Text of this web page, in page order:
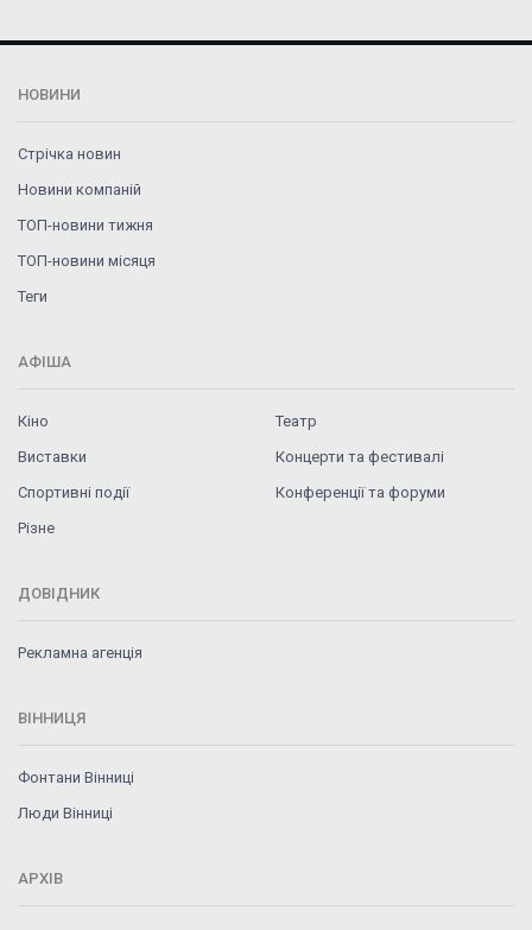
НОВИНИ
Стрічка новин
Новини компаній
ТОП-новини тижня
ТОП-новини місяця
Теги
АФІША
Кіно
Театр
Виставки
Концерти та фестивалі
Спортивні події
Конференції та форуми
Різне
ДОВІДНИК
Рекламна агенція
ВІННИЦЯ
Фонтани Вінниці
Люди Вінниці
АРХІВ